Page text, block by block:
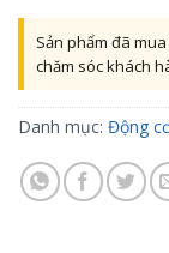
Sản phẩm đã
chăm sóc khách
Danh mục: Động